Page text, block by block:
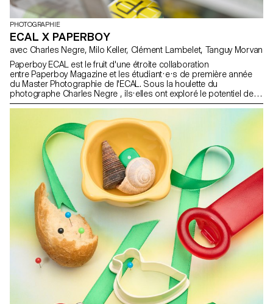
PHOTOGRAPHIE
ECAL X PAPERBOY
avec Charles Negre, Milo Keller, Clément Lambelet, Tanguy Morvan
Paperboy ECAL est le fruit d'une étroite collaboration
entre Paperboy Magazine et les étudiant·e·s de première année
du Master Photographie de l'ECAL. Sous la houlette du
photographe Charles Negre , ils·elles ont exploré le potentiel des
objets du quotidien pour créer des natures mortes mystérieuses